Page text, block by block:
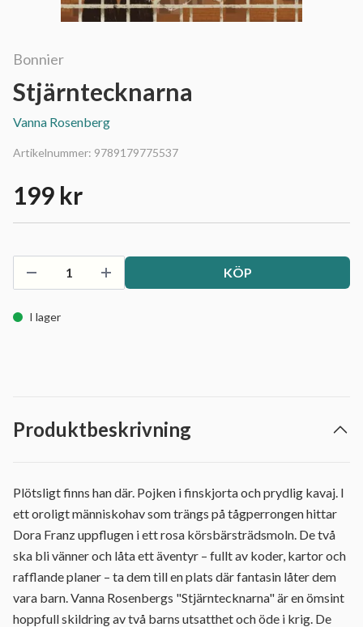
Bonnier
Stjärntecknarna
Vanna Rosenberg
Artikelnummer: 9789179775537
199 kr
KÖP
I lager
Produktbeskrivning
Plötsligt finns han där. Pojken i finskjorta och prydlig kavaj. I
ett oroligt människohav som trängs på tågperrongen hittar
Dora Franz uppflugen i ett rosa körsbärsträdsmoln. De två
ska bli vänner och låta ett äventyr – fullt av koder, kartor och
rafflande planer – ta dem till en plats där fantasin låter dem
vara barn. Vanna Rosenbergs "Stjärntecknarna" är en ömsint
hoppfull skildring av två barns utsatthet och öde i krig. De